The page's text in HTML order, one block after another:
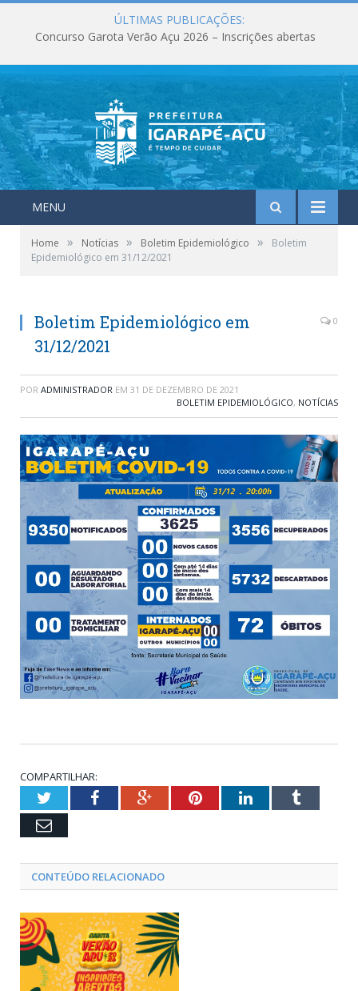
ÚLTIMAS PUBLICAÇÕES:
Concurso Garota Verão Açu 2026 – Inscrições abertas
MENU
Home » Notícias » Boletim Epidemiológico »
Boletim
Epidemiológico em 31/12/2021
Boletim Epidemiológico em
31/12/2021
0
POR ADMINISTRADOR EM 31 DE DEZEMBRO DE 2021
BOLETIM EPIDEMIOLÓGICO, NOTÍCIAS
COMPARTILHAR:
TwitterFacebookGoogle+PinterestLinkedInTumblr
Email
CONTEÚDO RELACIONADO